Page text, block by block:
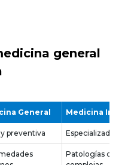
general
General Medicina
preventiva Especializada y
Patologías